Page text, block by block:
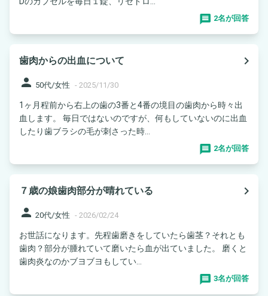
2名が回答
歯肉からの出血について
navigate_next
person 50代/女性 - 2025/11/30
1ヶ月程前から右上の歯の3番と4番の境目の歯肉から時々出
血します。 毎日ではないのですが、何もしていないのに出血
したり歯ブラシの毛が刺さった時...
2名が回答
７歳の娘歯肉部分が晴れている
navigate_next
person 20代/女性 - 2026/02/24
お世話になります。先程歯磨きをしていたら歯茎？それとも
歯肉？部分が腫れていて磨いたら血が出ていました。 磨くと
歯肉炎なのかブヨブヨもしてい...
3名が回答